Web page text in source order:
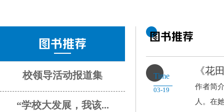
图书推荐
校领导活动报道集
“学校大发展，我该...
图书推荐
Time
03-19
《花
作者简
人。在